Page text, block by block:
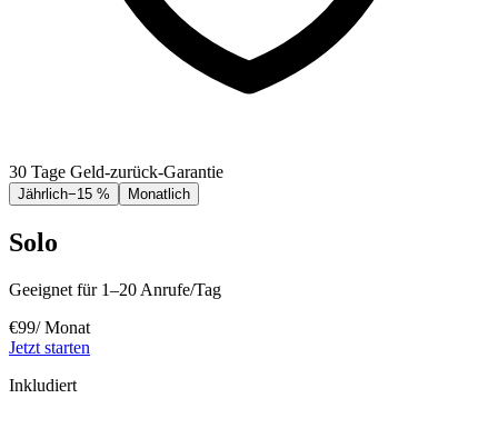
30 Tage Geld-zurück-Garantie
Jährlich−15 % Monatlich
Solo
Geeignet für 1–20 Anrufe/Tag
€99/ Monat
Jetzt starten
Inkludiert